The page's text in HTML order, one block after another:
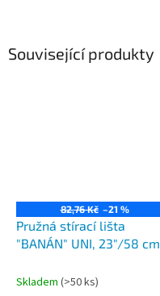
Související produkty
82,76 Kč –21 %
Pružná stírací lišta
"BANÁN" UNI, 23"/58 cm,
Skladem (>50 ks)